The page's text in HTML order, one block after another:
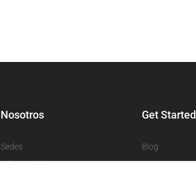
Nosotros
Sedes
Números de contacto
Get Started
Blog
Apps